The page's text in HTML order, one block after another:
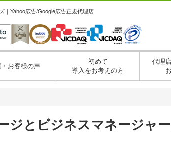
｜Yahoo広告/Google広告正規代理店
お客様の声
初めて
導入をお考えの方
代理
ジとビジネスマネージャ